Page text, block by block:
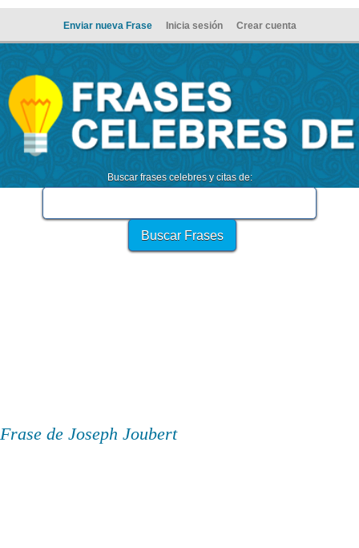
Enviar nueva Frase Inicia sesión Crear cuenta
Buscar frases celebres y citas de:
Frase de Joseph Joubert